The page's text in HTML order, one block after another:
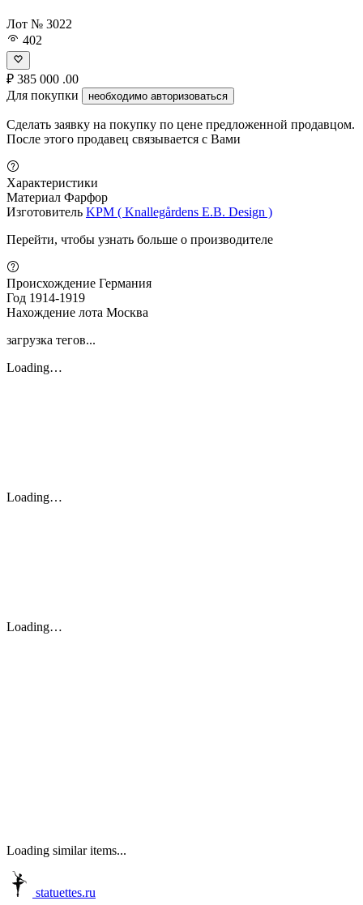
Лот № 3022
402
₽ 385 000 .00
Для покупки
необходимо авторизоваться
Сделать заявку на покупку по цене предложенной продавцом.
После этого продавец связывается с Вами
Характеристики
Материал Фарфор
Изготовитель KPM ( Knallegårdens E.B. Design )
Перейти, чтобы узнать больше о производителе
Происхождение Германия
Год 1914-1919
Нахождение лота Москва
загрузка тегов...
Loading…
Loading…
Loading…
Loading similar items...
statuettes.ru